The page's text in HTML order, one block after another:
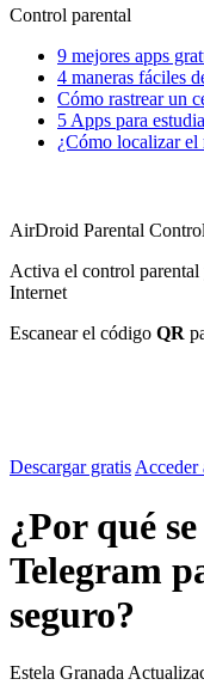
Control parental
9 mejores apps
4 maneras fáciles
Cómo rastrear un
5 Apps para
¿Cómo localizar
AirDroid Parental
Activa el control parental
Internet
Escanear el código QR
Descargar gratisAcceder
¿Por qué
Telegram
seguro?
Estela Granada